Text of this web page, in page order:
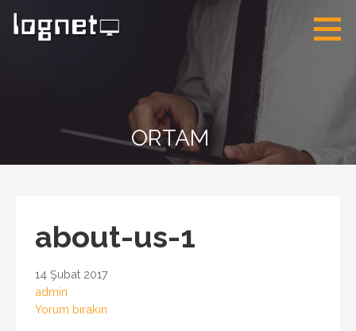
atla
ORTAM
about-us-1
14 Şubat 2017
admin
Yorum bırakın